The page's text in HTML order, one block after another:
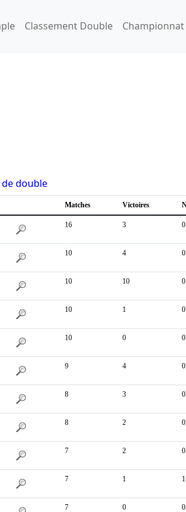
Classement Double Championnat
double
Matches Victoires
16 3 0
10 4 0
10 10 0
10 1 0
10 0 0
9 4 0
8 3 0
8 2 0
7 2 0
7 1 1
7 0 0